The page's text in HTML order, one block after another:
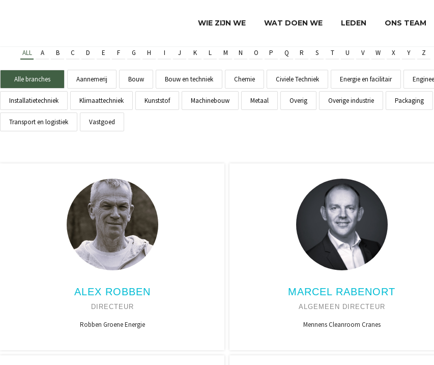
WIE ZIJN WE WAT DOEN WE LEDEN ONS TEAM
ALL A B C D E F G H I J K L M N O P Q R S T U V W X Y Z
Alle branches Aannemerij Bouw Bouw en techniek Chemie Civiele Techniek Energie en facilitair
Installatietechniek Klimaattechniek Kunststof Machinebouw Metaal Overig Overige industrie Packaging
Transport en logistiek Vastgoed
ALEX ROBBEN
DIRECTEUR
Robben Groene Energie
MARCEL RABENORT
ALGEMEEN DIRECTEUR
Mennens Cleanroom Cranes